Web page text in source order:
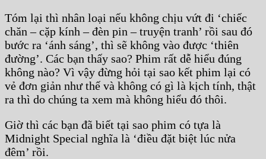
Tóm lại thì nhân loại nếu không chịu vứt đi ‘chiếc
chăn – cặp kính – đèn pin – truyện tranh’ rồi sau đó
bước ra ‘ánh sáng’, thì sẽ không vào được ‘thiên
đường’. Các bạn thấy sao? Phim rất dễ hiểu đúng
không nào? Vì vậy đừng hỏi tại sao kết phim lại có
vẻ đơn giản như thế và không có gì là kịch tính, thật
ra thì do chúng ta xem mà không hiểu đó thôi.
Giờ thì các bạn đã biết tại sao phim có tựa là
Midnight Special nghĩa là ‘điều đặt biệt lúc nửa
đêm’ rồi.